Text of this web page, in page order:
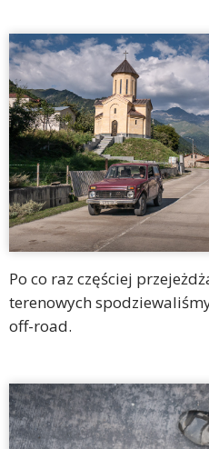
Po co raz częściej
terenowych
off-road.